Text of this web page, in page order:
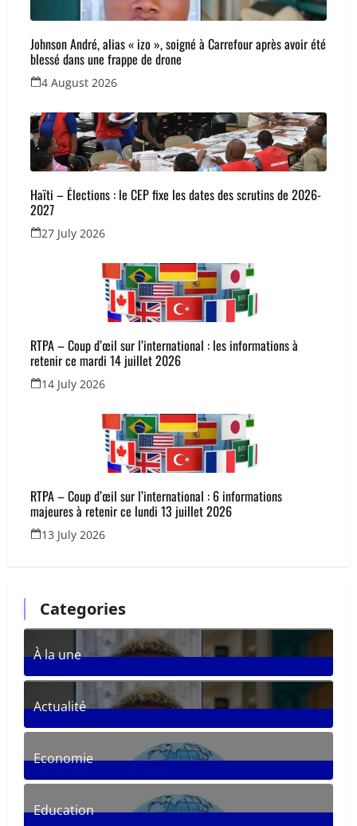
Johnson André, alias « izo », soigné à Carrefour après avoir été
blessé dans une frappe de drone
4 August 2026
Haïti – Élections : le CEP fixe les dates des scrutins de 2026-
2027
27 July 2026
RTPA – Coup d’œil sur l’international : les informations à
retenir ce mardi 14 juillet 2026
14 July 2026
RTPA – Coup d’œil sur l’international : 6 informations
majeures à retenir ce lundi 13 juillet 2026
13 July 2026
Categories
À la une
361Posts
Actualité
287Posts
Economie
30Posts
Education